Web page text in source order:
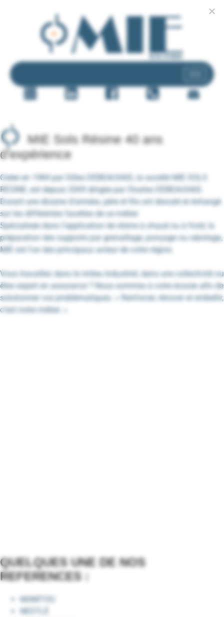
MIE Sols Résine 40 ans
d'expérience
Créée en 1984 par Gilles DEBEAUVAIS, la société MIE SOLS
RESINE, est depuis 2009 dirigée par Charles DEBEAUVAIS.
Durant une dizaine d’années, père et fils ont discuté et échangé
sur les différentes facettes de ce métier.
Spécialisée dans l’application de résine à chaud ou à froid, la
préparation des supports par grenaillage, ponçage ou rabotage,
MIE est l’un des principaux acteur de votre région.
Vous travaillez dans le milieu Industriel, dans une collectivité ou
êtes expert en assurance ? Nous sommes à votre écoute afin de
solutionner vos problématiques. « Renforcer, rénover et embellir,
c’est notre métier. »
QUELQUES UNE DE NOS
REFERENCES :
MANITOU
NESTLÉ